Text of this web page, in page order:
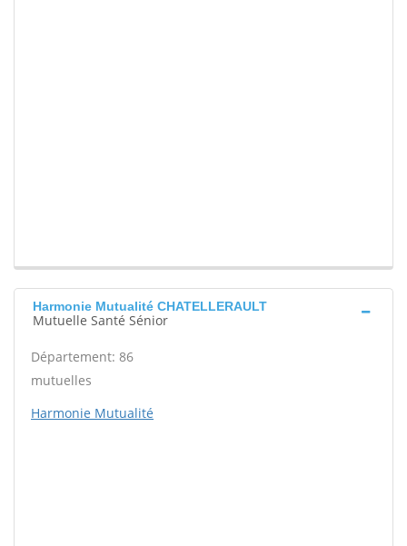
Harmonie Mutualité CHATELLERAULT
Mutuelle Santé Sénior
Département: 86
mutuelles
Harmonie Mutualité